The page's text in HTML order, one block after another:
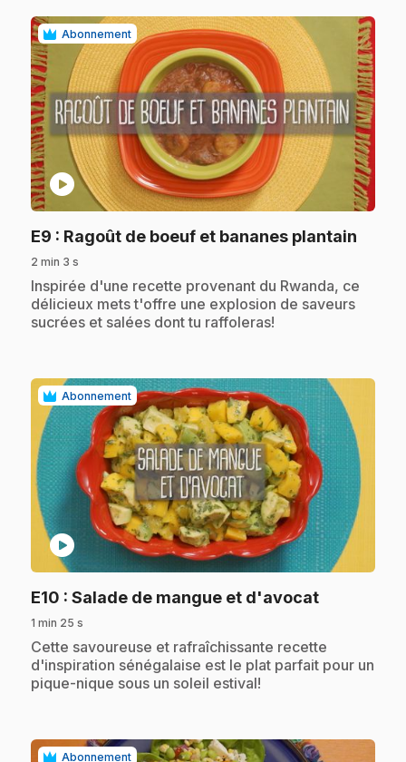
Abonnement
play_circle
E9 : Ragoût de boeuf et bananes plantain
2 min 3 s
.Inspirée d'une recette provenant du Rwanda, ce
délicieux mets t'offre une explosion de saveurs
sucrées et salées dont tu raffoleras!
Abonnement
play_circle
E10 : Salade de mangue et d'avocat.
1 min 25 s
.Cette savoureuse et rafraîchissante recette
d'inspiration sénégalaise est le plat parfait pour un
pique-nique sous un soleil estival!
Abonnement